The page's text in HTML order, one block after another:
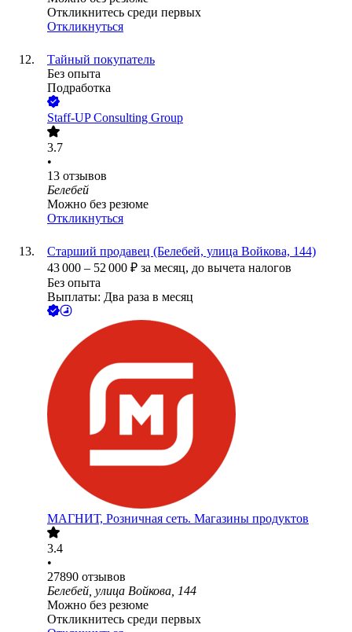
Откликнитесь среди первых
Откликнуться
Тайный покупатель
Без опыта
Подработка
Staff-UP Consulting Group
3.7
•
13 отзывов
Белебей
Можно без резюме
Откликнуться
Старший продавец (Белебей, улица Войкова, 144)
43 000 – 52 000 ₽ за месяц, до вычета налогов
Без опыта
Выплаты: Два раза в месяц
МАГНИТ, Розничная сеть. Магазины продуктов
3.4
•
27890 отзывов
Белебей, улица Войкова, 144
Можно без резюме
Откликнитесь среди первых